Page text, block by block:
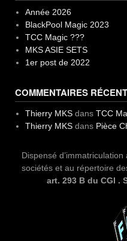
Année 2026
BlackPool Magic 2023
TCC Magic ???
MKS ASIE SETS
1er post de 2022
COMMENTAIRES
Thierry MKSdans TCC
Thierry MKSdans Pièce
Dispensé
sociétés et au répertoire
art. 293 B du CGI .